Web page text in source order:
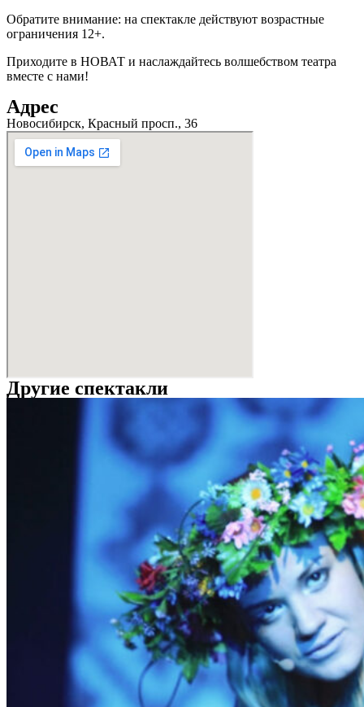
Обратите внимание: на спектакле действуют возрастные
ограничения 12+.
Приходите в НОВАТ и наслаждайтесь волшебством театра
вместе с нами!
Адрес
Новосибирск, Красный просп., 36
Другие спектакли